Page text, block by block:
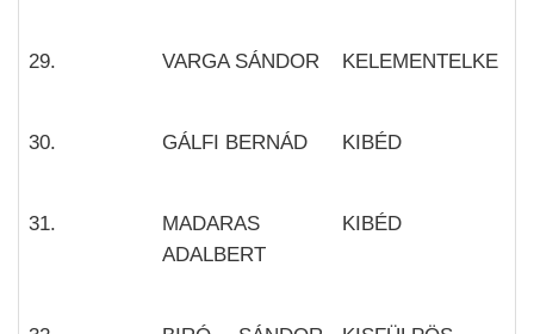
29. VARGA SÁNDOR KELEMENTELKE
30. GÁLFI BERNÁD KIBÉD
31.
MADARAS
ADALBERT
KIBÉD